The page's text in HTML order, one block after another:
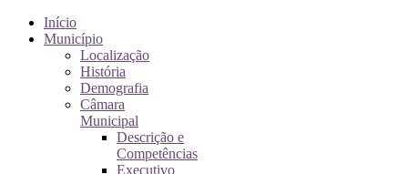
Início
Município
Localização
História
Demografia
Câmara
Municipal
Descrição e
Competências
Executivo